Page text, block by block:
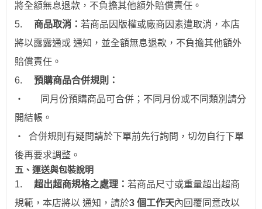
將全額無息退款，不負擔其他額外賠償責任。
5.
商品取消： 若商品因版權或廠商因素遭取消，本店
將以露露通或 通知，並全額無息退款 ，不負擔其他額外
賠償責任。
6.
預購商品合併規則：
‧
同月份預購商品可合併；不同月份或不同類別請分
開結帳。
‧ 合併規則有疑問請於下單前先行詢問，切勿自行下單
後再要求調整。
五、運送與包裝說明
1.
超出超商規格之處理： 若商品尺寸或重量超出超商
規範，本店將以 通知，請於3 個工作天內回覆同意改以